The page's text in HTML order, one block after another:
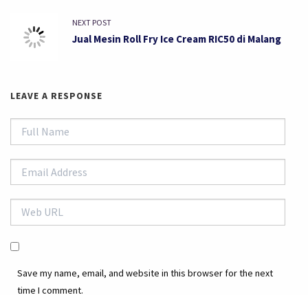
NEXT POST
Jual Mesin Roll Fry Ice Cream RIC50 di Malang
LEAVE A RESPONSE
Save my name, email, and website in this browser for the next
time I comment.